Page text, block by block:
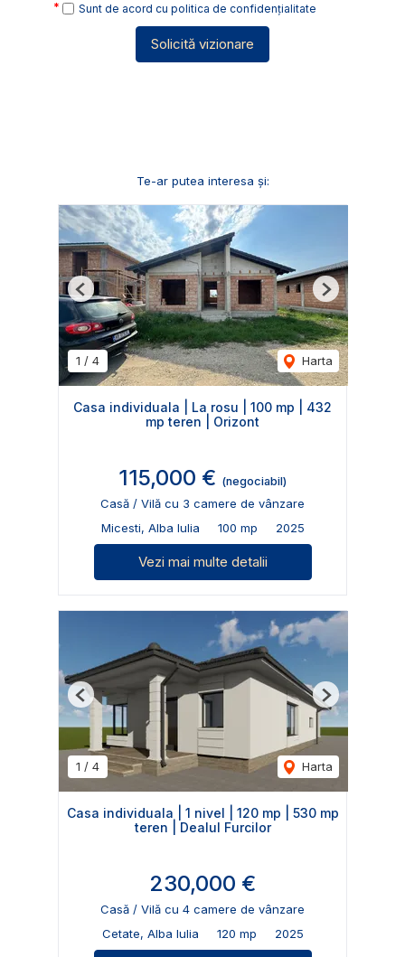
Sunt de acord cu politica de confidențialitate
Solicită vizionare
Te-ar putea interesa și:
1 / 4 Harta
Previous Next
Casa individuala | La rosu | 100 mp | 432
mp teren | Orizont
115,000 € (negociabil)
Casă / Vilă cu 3 camere de vânzare
Micesti, Alba Iulia
100 mp 2025
Vezi mai multe detalii
1 / 4 Harta
Previous Next
Casa individuala | 1 nivel | 120 mp | 530 mp
teren | Dealul Furcilor
230,000 €
Casă / Vilă cu 4 camere de vânzare
Cetate, Alba Iulia
120 mp 2025